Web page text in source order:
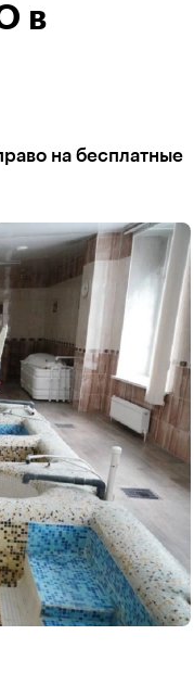
в
на бесплатные